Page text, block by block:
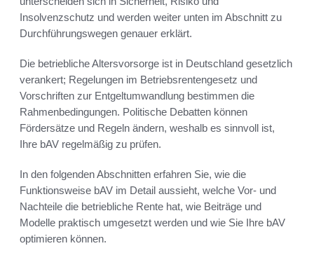
Insolvenzschutz und werden weiter unten im Abschnitt zu
Durchführungswegen genauer erklärt.
Die betriebliche Altersvorsorge ist in Deutschland gesetzlich
verankert; Regelungen im Betriebsrentengesetz und
Vorschriften zur Entgeltumwandlung bestimmen die
Rahmenbedingungen. Politische Debatten können
Fördersätze und Regeln ändern, weshalb es sinnvoll ist,
Ihre bAV regelmäßig zu prüfen.
In den folgenden Abschnitten erfahren Sie, wie die
Funktionsweise bAV im Detail aussieht, welche Vor- und
Nachteile die betriebliche Rente hat, wie Beiträge und
Modelle praktisch umgesetzt werden und wie Sie Ihre bAV
optimieren können.